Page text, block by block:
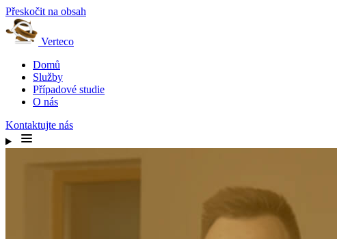
Přeskočit na obsah
Verteco
Domů
Služby
Případové studie
O nás
Kontaktujte nás